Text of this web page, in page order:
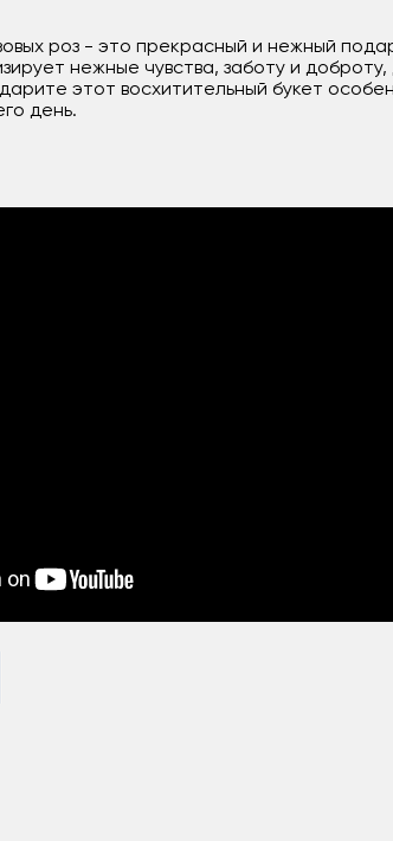
роз - это прекрасный и нежный
нежные чувства, заботу и
этот восхитительный букет
день.